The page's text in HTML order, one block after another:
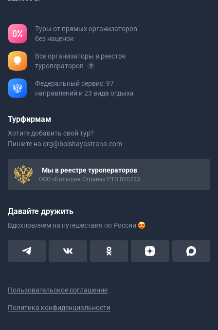
Туры от прямых организаторов
без наценок
Все организаторы в реестре
туроператоров
Федеральный сервис: 97
направлений и 23 вида отдыха
Турфирмам
Хотите добавить свой тур?
Пишите на org@bolshayastrana.com
Мы в реестре туроператоров
ООО «Большая Страна» РТО 020723
Давайте дружить
Вдохновляем на путешествия по России
Пользовательское соглашение
Политика конфиденциальности